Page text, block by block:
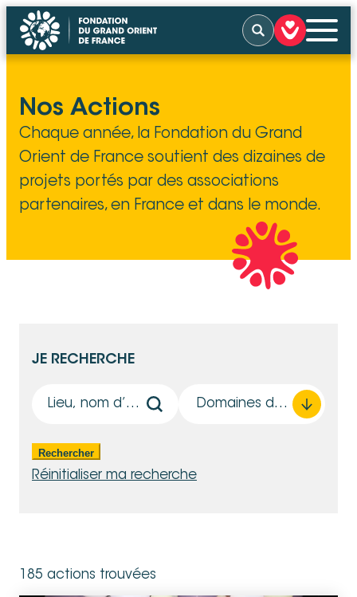
Aller
au
contenu
Rechercher
NOUS SOUTENIR
NOUS SOLLICITER
ACTUALITÉS
TÉMOIGNAGES
CONTACT
Nos Actions
Chaque année, la Fondation du Grand
Orient de France soutient des dizaines de
projets portés par des associations
partenaires, en France et dans le monde.
JE RECHERCHE
Recherche actions
Rechercher Liste Actions
Sélectionnez le contenu
Sélectionnez le contenu
Réinitialiser ma recherche
Rechercher
185 actions trouvées